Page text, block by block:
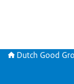
Dutch Good